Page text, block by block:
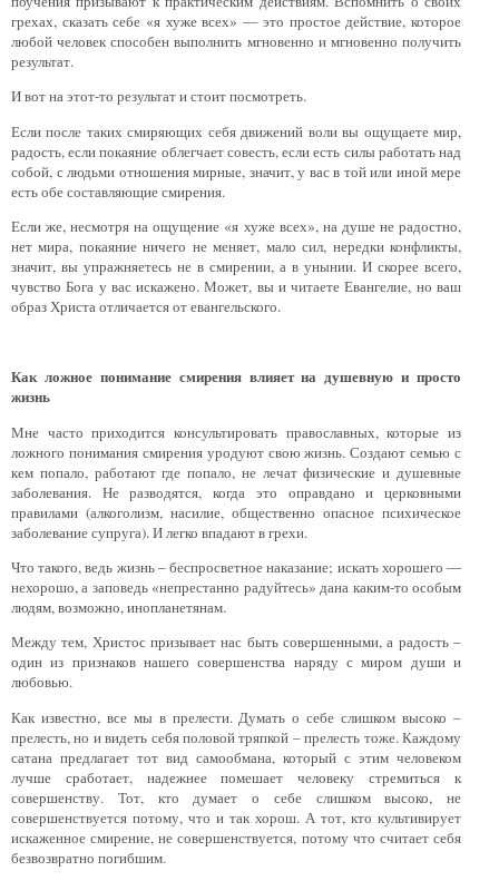
грехах, сказать себе «я хуже всех» — это простое действие, которое
любой человек способен выполнить мгновенно и мгновенно получить
результат.
И вот на этот-то результат и стоит посмотреть.
Если после таких смиряющих себя движений воли вы ощущаете мир,
радость, если покаяние облегчает совесть, если есть силы работать над
собой, с людьми отношения мирные, значит, у вас в той или иной мере
есть обе составляющие смирения.
Если же, несмотря на ощущение «я хуже всех», на душе не радостно,
нет мира, покаяние ничего не меняет, мало сил, нередки конфликты,
значит, вы упражняетесь не в смирении, а в унынии. И скорее всего,
чувство Бога у вас искажено. Может, вы и читаете Евангелие, но ваш
образ Христа отличается от евангельского.
Как ложное понимание смирения влияет на душевную и просто
жизнь
Мне часто приходится консультировать православных, которые из
ложного понимания смирения уродуют свою жизнь. Создают семью с
кем попало, работают где попало, не лечат физические и душевные
заболевания. Не разводятся, когда это оправдано и церковными
правилами (алкоголизм, насилие, общественно опасное психическое
заболевание супруга). И легко впадают в грехи.
Что такого, ведь жизнь – беспросветное наказание; искать хорошего —
нехорошо, а заповедь «непрестанно радуйтесь» дана каким-то особым
людям, возможно, инопланетянам.
Между тем, Христос призывает нас быть совершенными, а радость –
один из признаков нашего совершенства наряду с миром души и
любовью.
Как известно, все мы в прелести. Думать о себе слишком высоко –
прелесть, но и видеть себя половой тряпкой – прелесть тоже. Каждому
сатана предлагает тот вид самообмана, который с этим человеком
лучше сработает, надежнее помешает человеку стремиться к
совершенству. Тот, кто думает о себе слишком высоко, не
совершенствуется потому, что и так хорош. А тот, кто культивирует
искаженное смирение, не совершенствуется, потому что считает себя
безвозвратно погибшим.